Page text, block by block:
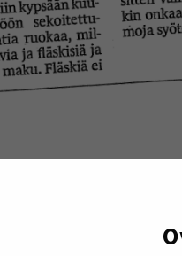
suunnitellaan, rehut